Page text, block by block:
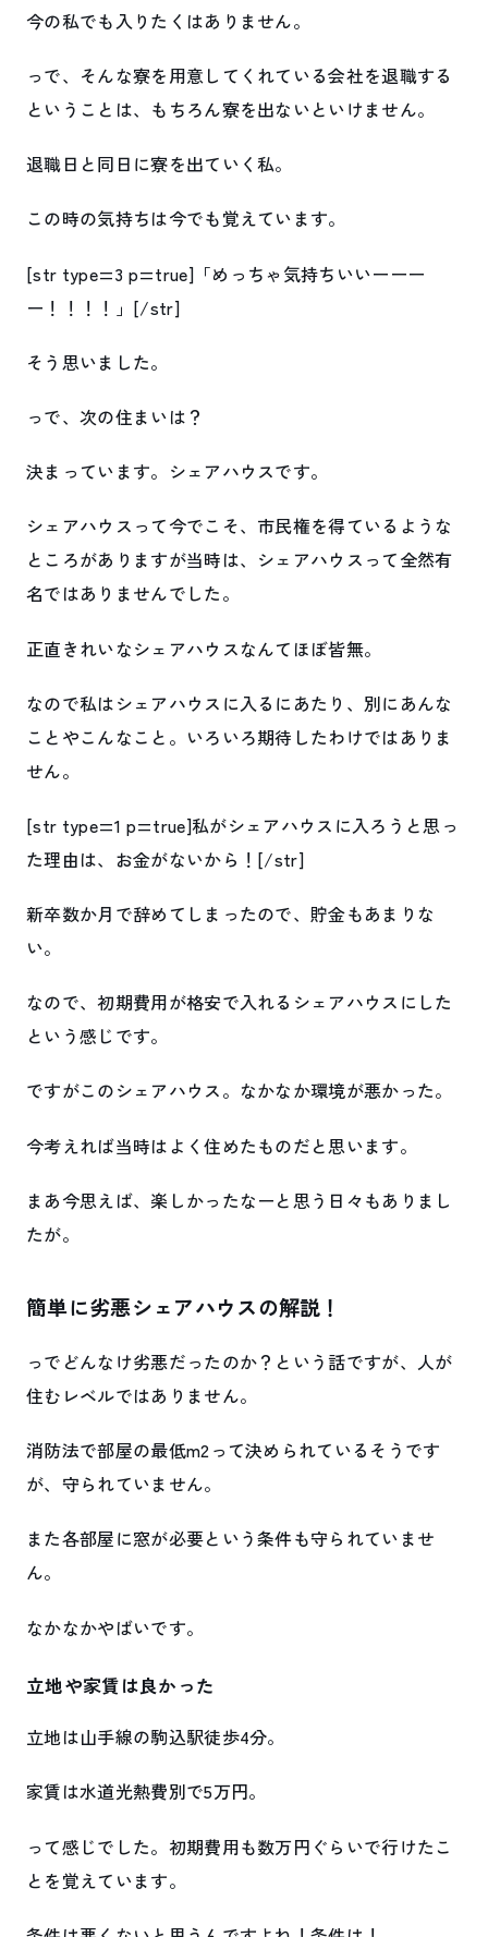
今の私でも入りたくはありません。
っで、そんな寮を用意してくれている会社を退職する
ということは、もちろん寮を出ないといけません。
退職日と同日に寮を出ていく私。
この時の気持ちは今でも覚えています。
[str type=3 p=true]「めっちゃ気持ちいいーーー
ー！！！！」[/str]
そう思いました。
っで、次の住まいは？
決まっています。シェアハウスです。
シェアハウスって今でこそ、市民権を得ているような
ところがありますが当時は、シェアハウスって全然有
名ではありませんでした。
正直きれいなシェアハウスなんてほぼ皆無。
なので私はシェアハウスに入るにあたり、別にあんな
ことやこんなこと。いろいろ期待したわけではありま
せん。
[str type=1 p=true]私がシェアハウスに入ろうと思っ
た理由は、お金がないから！[/str]
新卒数か月で辞めてしまったので、貯金もあまりな
い。
なので、初期費用が格安で入れるシェアハウスにした
という感じです。
ですがこのシェアハウス。なかなか環境が悪かった。
今考えれば当時はよく住めたものだと思います。
まあ今思えば、楽しかったなーと思う日々もありまし
たが。
簡単に劣悪シェアハウスの解説！
っでどんなけ劣悪だったのか？という話ですが、人が
住むレベルではありません。
消防法で部屋の最低m2って決められているそうです
が、守られていません。
また各部屋に窓が必要という条件も守られていませ
ん。
なかなかやばいです。
立地や家賃は良かった
立地は山手線の駒込駅徒歩4分。
家賃は水道光熱費別で5万円。
って感じでした。初期費用も数万円ぐらいで行けたこ
とを覚えています。